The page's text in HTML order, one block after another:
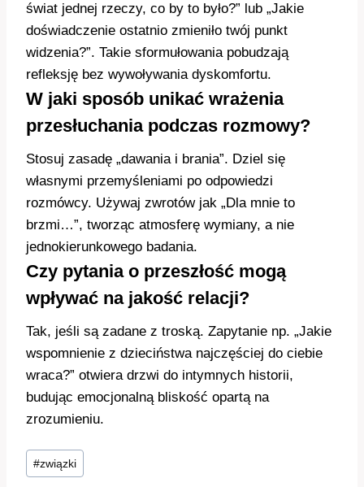
świat jednej rzeczy, co by to było?” lub „Jakie
doświadczenie ostatnio zmieniło twój punkt
widzenia?”. Takie sformułowania pobudzają
refleksję bez wywoływania dyskomfortu.
W jaki sposób unikać wrażenia
przesłuchania podczas rozmowy?
Stosuj zasadę „dawania i brania”. Dziel się
własnymi przemyśleniami po odpowiedzi
rozmówcy. Używaj zwrotów jak „Dla mnie to
brzmi…”, tworząc atmosferę wymiany, a nie
jednokierunkowego badania.
Czy pytania o przeszłość mogą
wpływać na jakość relacji?
Tak, jeśli są zadane z troską. Zapytanie np. „Jakie
wspomnienie z dzieciństwa najczęściej do ciebie
wraca?” otwiera drzwi do intymnych historii,
budując emocjonalną bliskość opartą na
zrozumieniu.
Tagi
wpisu:
#związki